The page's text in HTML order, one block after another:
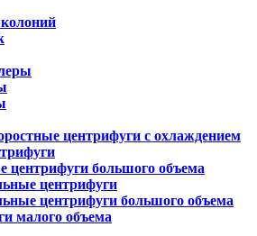
центрифуги с охлаждением
центрифуги большого объема
центрифуги
центрифуги большого объема
малого объема